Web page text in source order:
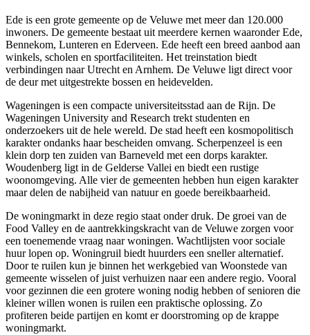
Ede is een grote gemeente op de Veluwe met meer dan 120.000
inwoners. De gemeente bestaat uit meerdere kernen waaronder Ede,
Bennekom, Lunteren en Ederveen. Ede heeft een breed aanbod aan
winkels, scholen en sportfaciliteiten. Het treinstation biedt
verbindingen naarUtrecht en Arnhem. De Veluwe ligt direct voor
de deur met uitgestrekte bossen en heidevelden.
Wageningen is een compacte universiteitsstad aan de Rijn. De
Wageningen University and Research trekt studenten en
onderzoekers uit de hele wereld. De stad heeft een kosmopolitisch
karakter ondanks haar bescheiden omvang. Scherpenzeel is een
klein dorp ten zuiden van Barneveld met een dorps karakter.
Woudenberg ligt in de Gelderse Vallei en biedt een rustige
woonomgeving. Alle vier de gemeenten hebben hun eigen karakter
maar delen de nabijheid van natuur en goede bereikbaarheid.
De woningmarkt in deze regio staat onder druk. De groei van de
Food Valley en de aantrekkingskracht van de Veluwe zorgen voor
een toenemende vraag naar woningen. Wachtlijsten voor sociale
huur lopen op. Woningruil biedt huurders een sneller alternatief.
Door te ruilen kun je binnen het werkgebied van Woonstede van
gemeente wisselen of juist verhuizen naar een andere regio. Vooral
voor gezinnen die een grotere woning nodig hebben of senioren die
kleiner willen wonen is ruilen een praktische oplossing. Zo
profiteren beide partijen en komt er doorstroming op de krappe
woningmarkt.